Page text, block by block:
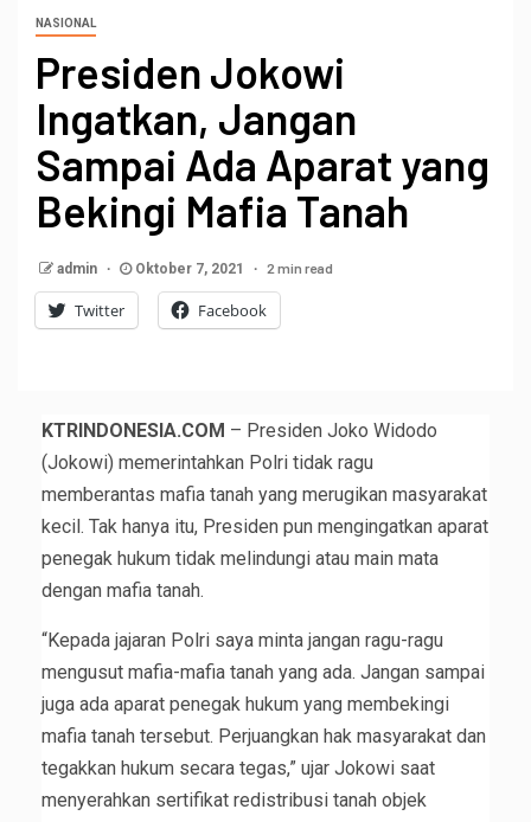
NASIONAL
Presiden Jokowi
Ingatkan, Jangan
Sampai Ada Aparat yang
Bekingi Mafia Tanah
admin Oktober 7, 2021 2 min read
Twitter Facebook
KTRINDONESIA.COM – Presiden Joko Widodo
(Jokowi) memerintahkan Polri tidak ragu
memberantas mafia tanah yang merugikan masyarakat
kecil. Tak hanya itu, Presiden pun mengingatkan aparat
penegak hukum tidak melindungi atau main mata
dengan mafia tanah.
“Kepada jajaran Polri saya minta jangan ragu-ragu
mengusut mafia-mafia tanah yang ada. Jangan sampai
juga ada aparat penegak hukum yang membekingi
mafia tanah tersebut. Perjuangkan hak masyarakat dan
tegakkan hukum secara tegas,” ujar Jokowi saat
menyerahkan sertifikat redistribusi tanah objek